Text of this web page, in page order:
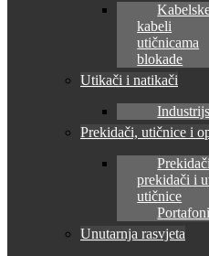
kabeli
utičnicama
blokade
Utikači i natikači
Prekidači, utičnice i
prekidači i
utičnice
Portafoni
Unutarnja rasvjeta